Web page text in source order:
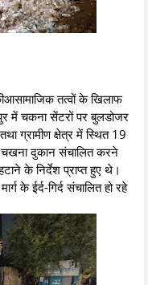
तत्वों के खिलाफ
में चकना सेंटरों पर बुलडोजर
ग्रामीण क्षेत्र में स्थित 19
दुकान संचालित करने
के निर्देश प्राप्त हुए थे।
के ईर्द-गिर्द संचालित हो रहे